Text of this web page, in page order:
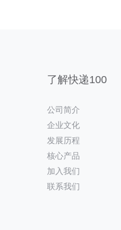
了解快递100
公司简介
企业文化
发展历程
核心产品
加入我们
联系我们